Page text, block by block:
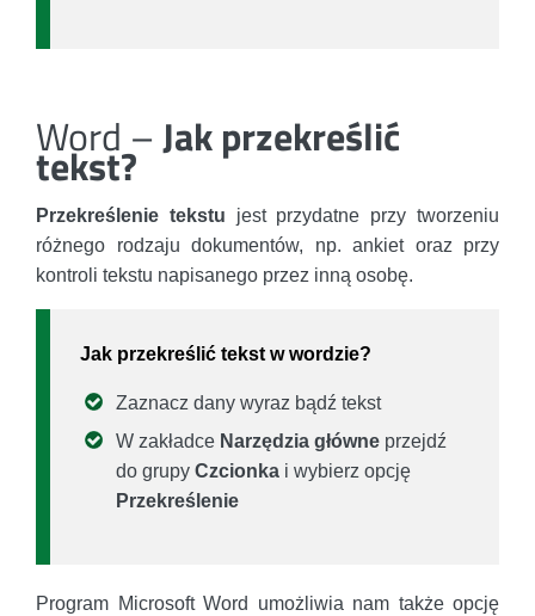
Word –Jak przekreślić
tekst?
Przekreślenie tekstu jest przydatne przy tworzeniu
różnego rodzaju dokumentów, np. ankiet oraz przy
kontroli tekstu napisanego przez inną osobę.
Jak przekreślić tekst w wordzie?
Zaznacz dany wyraz bądź tekst
W zakładce Narzędzia główne przejdź
do grupy Czcionka i wybierz opcję
Przekreślenie
Program Microsoft Word umożliwia nam także opcję